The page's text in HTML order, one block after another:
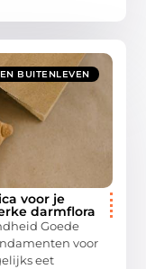
BUITENLEVEN
voor je
darmflora
Goede
voor
eet